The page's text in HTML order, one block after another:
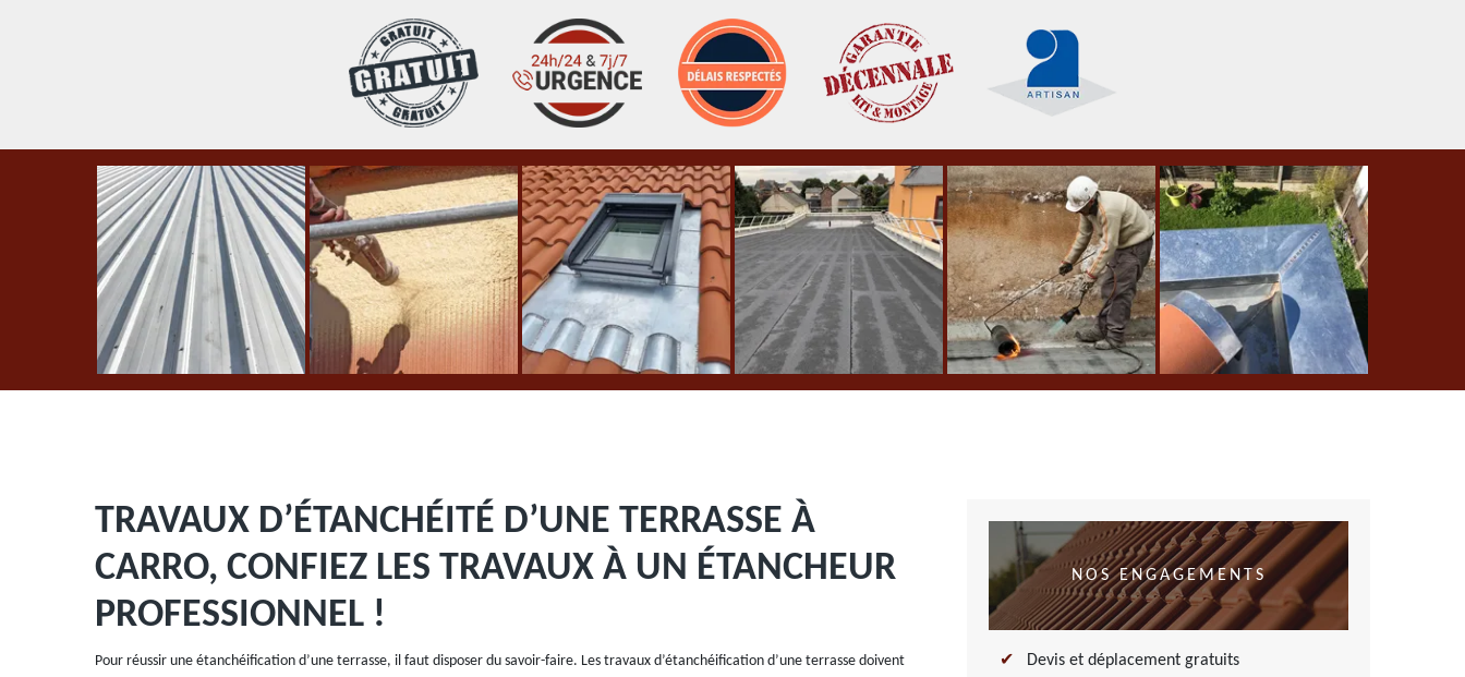
TRAVAUX D’ÉTANCHÉITÉ D’UNE TERRASSE À
CARRO, CONFIEZ LES TRAVAUX À UN ÉTANCHEUR
PROFESSIONNEL !
Pour réussir une étanchéification d’une terrasse, il faut disposer du savoir-faire. Les travaux d’étanchéification d’une terrasse doivent
NOS ENGAGEMENTS
Devis et déplacement gratuits